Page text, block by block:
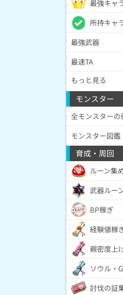
最強キャ
所持キャ
最強武器
最速TA
もっと見る
モンスター
全モンスター
モンスター図鑑
育成・周回
ルーン集
武器ルー
BP稼ぎ
経験値稼
親密度上
ソウル・
討伐の証